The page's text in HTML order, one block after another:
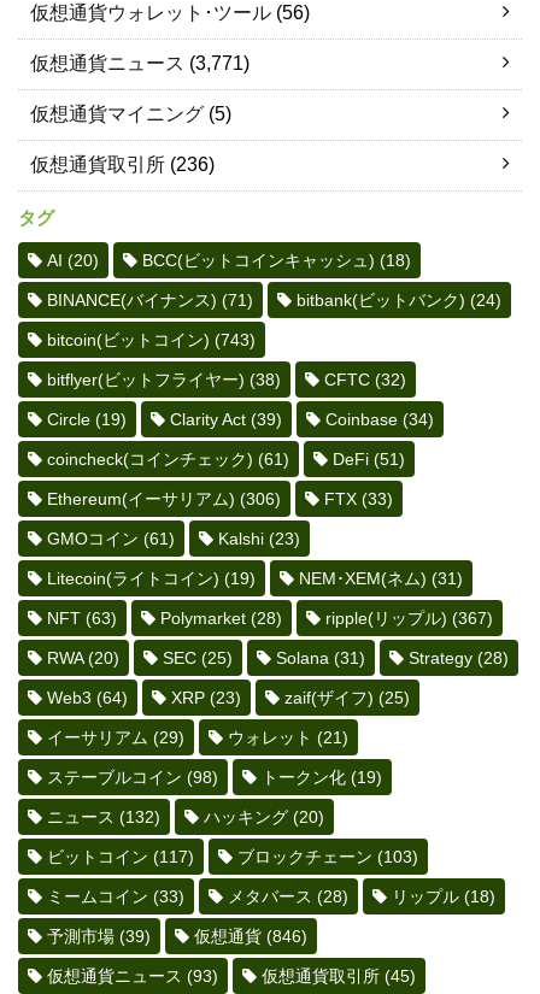
仮想通貨ウォレット･ツール (56)
仮想通貨ニュース (3,771)
仮想通貨マイニング (5)
仮想通貨取引所 (236)
タグ
AI (20) BCC(ビットコインキャッシュ) (18)
BINANCE(バイナンス) (71) bitbank(ビットバンク) (24)
bitcoin(ビットコイン) (743)
bitflyer(ビットフライヤー) (38) CFTC (32)
Circle (19) Clarity Act (39) Coinbase (34)
coincheck(コインチェック) (61) DeFi (51)
Ethereum(イーサリアム) (306) FTX (33)
GMOコイン (61) Kalshi (23)
Litecoin(ライトコイン) (19) NEM･XEM(ネム) (31)
NFT (63) Polymarket (28) ripple(リップル) (367)
RWA(20) SEC (25) Solana (31) Strategy (28)
Web3 (64) XRP (23) zaif(ザイフ) (25)
イーサリアム (29) ウォレット (21)
ステーブルコイン (98) トークン化 (19)
ニュース (132) ハッキング (20)
ビットコイン (117) ブロックチェーン (103)
ミームコイン (33) メタバース (28) リップル (18)
予測市場 (39) 仮想通貨 (846)
仮想通貨ニュース (93) 仮想通貨取引所 (45)